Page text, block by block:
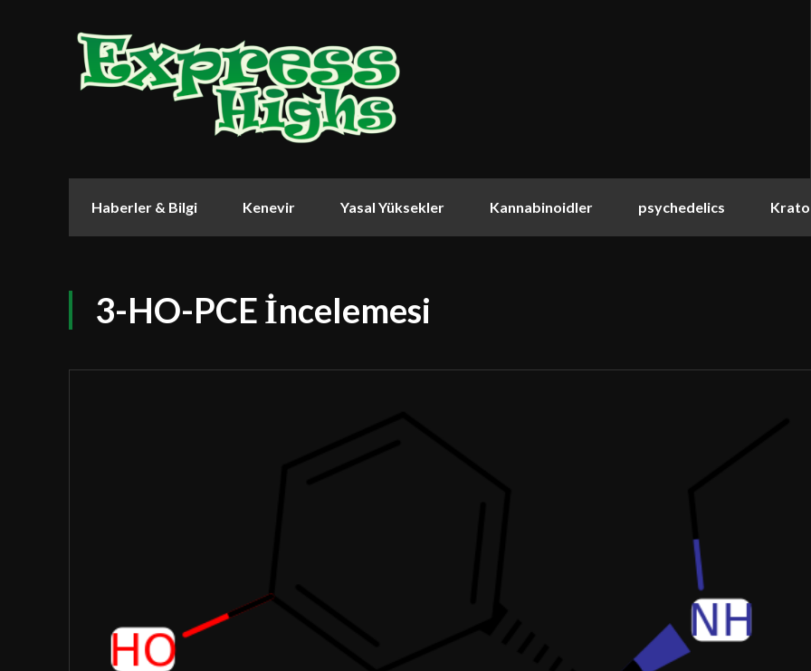
Haberler & Bilgi Kenevir Yasal Yüksekler Kannabinoidler psychedelics
3-HO-PCE İncelemesi